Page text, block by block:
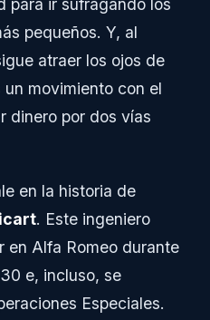
para ir sufragando los
pequeños. Y, al
atraer los ojos de
un movimiento con el
dinero por dos vías
en la historia de
. Este ingeniero
en Alfa Romeo durante
e, incluso, se
Especiales.